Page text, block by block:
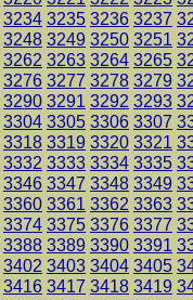
3234 3235 3236 3237
3248 3249 3250 3251
3262 3263 3264 3265
3276 3277 3278 3279
3290 3291 3292 3293
3304 3305 3306 3307
3318 3319 3320 3321
3332 3333 3334 3335
3346 3347 3348 3349
3360 3361 3362 3363
3374 3375 3376 3377
3388 3389 3390 3391
3402 3403 3404 3405
3416 3417 3418 3419